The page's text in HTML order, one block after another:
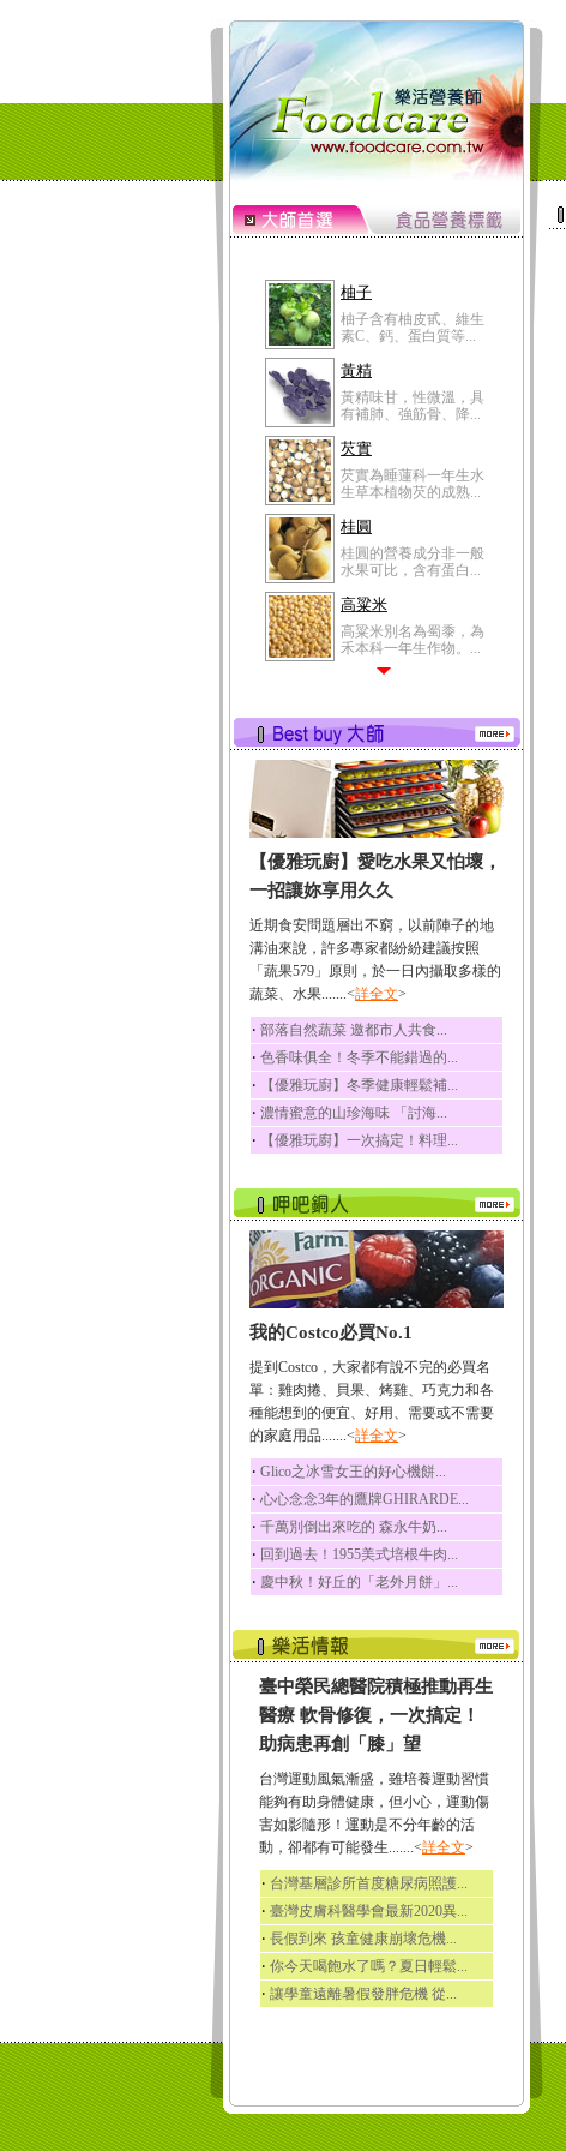
柚子
柚子含有柚皮甙、維生
素C、鈣、蛋白質等...
黃精
黃精味甘，性微溫，具
有補肺、強筋骨、降...
芡實
芡實為睡蓮科一年生水
生草本植物芡的成熟...
桂圓
桂圓的營養成分非一般
水果可比，含有蛋白...
高粱米
高粱米別名為蜀黍，為
禾本科一年生作物。...
有蛋白質、脂肪、磷...
鮪魚
鮪魚肚肉中的不飽和脂
肪酸內富含EPA和DH...
韭菜
韭菜所含的膳食纖維能
幫助消化與通便；揮...
冬瓜
冬瓜營養價值高，鈉含
量極低是水腫病人的...
豆豉
豆豉裡頭含有營養的蛋
白質、脂肪、鈣、磷...
榛果
榛果裡所含的營養素有
蛋白質、脂肪、醣類...
迷迭香
酸、迷迭香酸、植物...
咖啡
咖啡中的咖啡因會刺激
中樞神經系統，特別...
椰子
椰子含有糖類、脂肪、
荔枝
荔枝性質溫和所含的營
養素有醣類、檸檬酸...
五味子
五味子性質溫熱所含營
養成分有揮發油、檸...
草魚
草魚含有維生素A、維生
素C、及豐富的蛋白...
【優雅玩廚】愛吃水果又怕壞，
一招讓妳享用久久
近期食安問題層出不窮，以前陣子的地
溝油來說，許多專家都紛紛建議按照
「蔬果579」原則，於一日內攝取多樣的
蔬菜、水果.......<詳全文>
‧ 部落自然蔬菜 邀都市人共食...
‧ 色香味俱全！冬季不能錯過的...
‧ 【優雅玩廚】冬季健康輕鬆補...
‧ 濃情蜜意的山珍海味 「討海...
‧ 【優雅玩廚】一次搞定！料理...
我的Costco必買No.1
提到Costco，大家都有說不完的必買名
單：雞肉捲、貝果、烤雞、巧克力和各
種能想到的便宜、好用、需要或不需要
的家庭用品.......<詳全文>
‧ Glico之冰雪女王的好心機餅...
‧ 心心念念3年的鷹牌GHIRARDE...
‧ 千萬別倒出來吃的 森永牛奶...
‧ 回到過去！1955美式培根牛肉...
‧ 慶中秋！好丘的「老外月餅」...
臺中榮民總醫院積極推動再生
醫療 軟骨修復，一次搞定！
助病患再創「膝」望
台灣運動風氣漸盛，雖培養運動習慣
能夠有助身體健康，但小心，運動傷
害如影隨形！運動是不分年齡的活
動，卻都有可能發生.......<詳全文>
‧ 台灣基層診所首度糖尿病照護...
‧ 臺灣皮膚科醫學會最新2020異...
‧ 長假到來 孩童健康崩壞危機...
‧ 你今天喝飽水了嗎？夏日輕鬆...
‧ 讓學童遠離暑假發胖危機 從...